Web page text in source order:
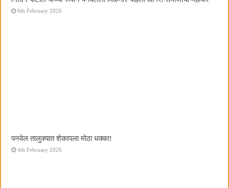
6th February 2026
पनवेल तालुक्यात शेकापला मोठा धक्का!
4th February 2026